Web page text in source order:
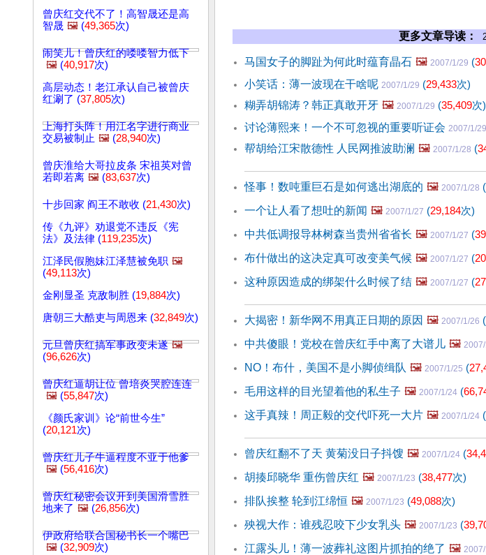
曾庆红交代不了！高智晟还是高
智晟 🖼️ (49,365次)
闹笑儿！曾庆红的喽喽智力低下
🖼️ (40,917次)
高层动态！老江承认自己被曾庆
红涮了 (37,805次)
上海打头阵！用江名字进行商业
交易被制止 🖼️ (28,940次)
曾庆淮给大哥拉皮条 宋祖英对曾
若即若离 🖼️ (83,637次)
十步回家 阎王不敢收 (21,430次)
传《九评》劝退党不违反《宪
法》及法律 (119,235次)
江泽民假胞妹江泽慧被免职 🖼️
(49,113次)
金刚显圣 克敌制胜 (19,884次)
唐朝三大酷吏与周恩来 (32,849次)
元旦曾庆红搞军事政变未遂 🖼️
(96,626次)
曾庆红逼胡让位 曾培炎哭腔连连
🖼️ (55,847次)
《颜氏家训》论“前世今生”
(20,121次)
曾庆红儿子牛逼程度不亚于他爹
🖼️ (56,416次)
曾庆红秘密会议开到美国滑雪胜
地来了 🖼️ (26,856次)
伊政府给联合国秘书长一个嘴巴
🖼️ (32,909次)
更多文章导读：
马国女子的脚趾为何此时蕴育晶石 🖼️ 2007/1/29 (
小笑话：薄一波现在干啥呢 2007/1/29 (29,433次)
糊弄胡锦涛？韩正真敢开牙 🖼️ 2007/1/29 (35,409次)
讨论薄熙来！一个不可忽视的重要听证会 2007/1/29
帮胡给江宋散德性 人民网推波助澜 🖼️ 2007/1/28 (
怪事！数吨重巨石是如何逃出湖底的 🖼️ 2007/1/28 (
一个让人看了想吐的新闻 🖼️ 2007/1/27 (29,184次)
中共低调报导林树森当贵州省省长 🖼️ 2007/1/27 (
布什做出的这决定真可改变美气候 🖼️ 2007/1/27 (
这种原因造成的绑架什么时候了结 🖼️ 2007/1/27 (
大揭密！新华网不用真正日期的原因 🖼️ 2007/1/26 (
中共傻眼！党校在曾庆红手中离了大谱儿 🖼️
NO！布什，美国不是小脚侦缉队 🖼️ 2007/1/25 (
毛用这样的目光望着他的私生子 🖼️ 2007/1/24 (
这手真辣！周正毅的交代吓死一大片 🖼️ 2007/1/24 (
曾庆红翻不了天 黄菊没日子抖馊 🖼️ 2007/1/24 (
胡揍邱晓华 重伤曾庆红 🖼️ 2007/1/23 (38,477次)
排队挨整 轮到江绵恒 🖼️ 2007/1/23 (49,088次)
殃视大作：谁残忍咬下少女乳头 🖼️ 2007/1/23 (
江露头儿！薄一波葬礼这图片抓拍的绝了 🖼️